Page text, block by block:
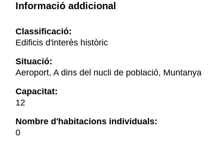
Informació addicional
Classificació:
Edificis d'interès històric
Situació:
Aeroport, A dins del nucli de població, Muntanya
Capacitat:
12
Nombre d'habitacions individuals:
0